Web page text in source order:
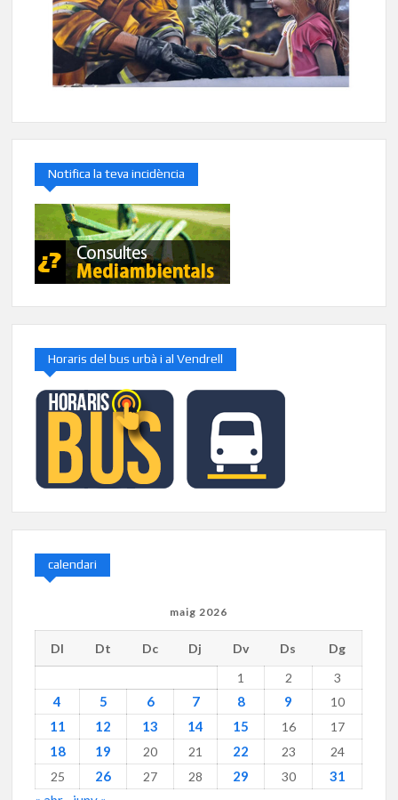
Notifica la teva incidència
Horaris del bus urbà i al Vendrell
calendari
maig 2026
Dl Dt Dc Dj Dv Ds
Dg
1
2 3
4 5 6 7 8 9 10
11 12 13 14 15 16 17
18 19 20 21 22 23
24
25
26 27 28 29 30
31